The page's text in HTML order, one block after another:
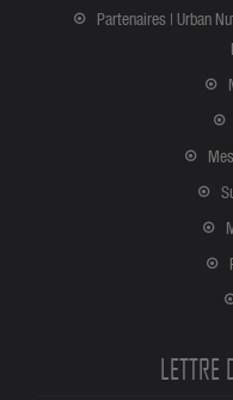
Partenaires | Urban
LETTRE